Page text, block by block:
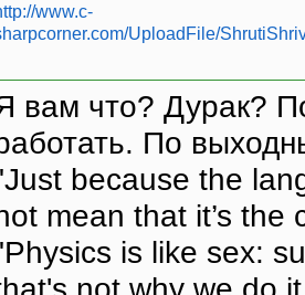
www.c-
UploadFile/
вам что? Дурак?
По
because the
mean that it’s the
is like sex: